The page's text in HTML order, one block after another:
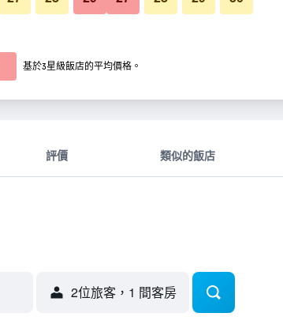
評價 類似的飯店
2位旅客，1 間客房
基於3星級飯店的平均價格。